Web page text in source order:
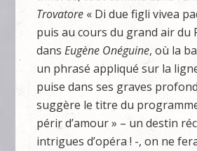
Trovatore « Di due figli vivea
puis au cours du grand air du
dansEugène Onéguine, où la
un phrasé appliqué sur la
puise dans ses graves
suggère le titre du
périr d’amour » – un destin
intrigues d’opéra ! -, on ne